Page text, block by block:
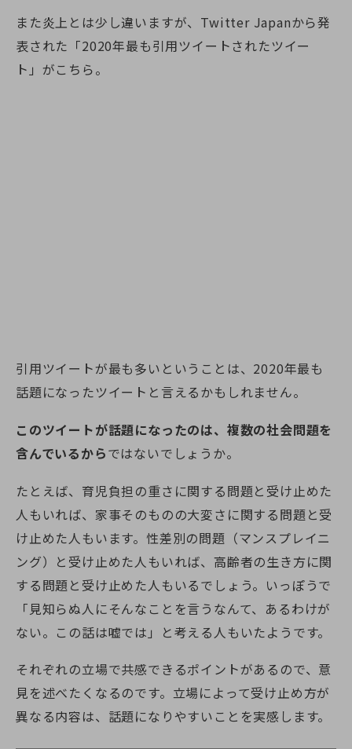
また炎上とは少し違いますが、Twitter Japanから発
表された「2020年最も引用ツイートされたツイー
ト」がこちら。
引用ツイートが最も多いということは、2020年最も
話題になったツイートと言えるかもしれません。
このツイートが話題になったのは、複数の社会問題を
含んでいるからではないでしょうか。
たとえば、育児負担の重さに関する問題と受け止めた
人もいれば、家事そのものの大変さに関する問題と受
け止めた人もいます。性差別の問題（マンスプレイニ
ング）と受け止めた人もいれば、高齢者の生き方に関
する問題と受け止めた人もいるでしょう。いっぽうで
「見知らぬ人にそんなことを言うなんて、あるわけが
ない。この話は嘘では」と考える人もいたようです。
それぞれの立場で共感できるポイントがあるので、意
見を述べたくなるのです。立場によって受け止め方が
異なる内容は、話題になりやすいことを実感します。